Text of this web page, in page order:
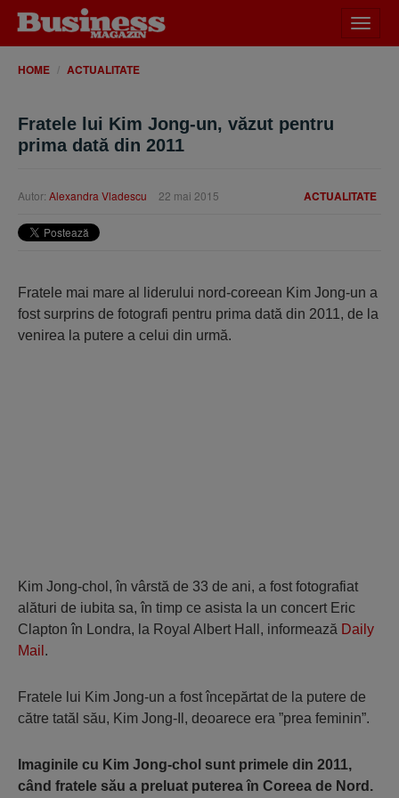
meniu
HOME ACTUALITATE
Fratele lui Kim Jong-un, văzut pentru
prima dată din 2011
ACTUALITATE
Autor: Alexandra Vladescu 22 mai 2015
Fratele mai mare al liderului nord-coreean Kim Jong-un a
fost surprins de fotografi pentru prima dată din 2011, de la
venirea la putere a celui din urmă.
Kim Jong-chol, în vârstă de 33 de ani, a fost fotografiat
alături de iubita sa, în timp ce asista la un concert Eric
Clapton în Londra, la Royal Albert Hall, informează Daily
Mail .
Fratele lui Kim Jong-un a fost începărtat de la putere de
către tatăl său, Kim Jong-Il, deoarece era ”prea feminin”.
Imaginile cu Kim Jong-chol sunt primele din 2011,
când fratele său a preluat puterea în Coreea de Nord.